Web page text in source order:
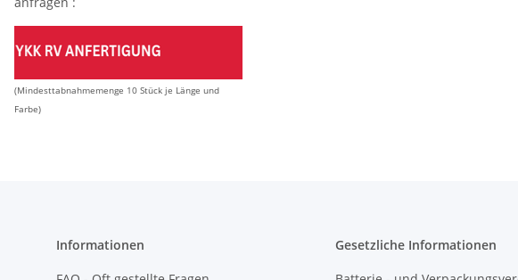
(Mindesttabnahmemenge 10 Stück je Länge und
Farbe)
Informationen Gesetzliche Informationen